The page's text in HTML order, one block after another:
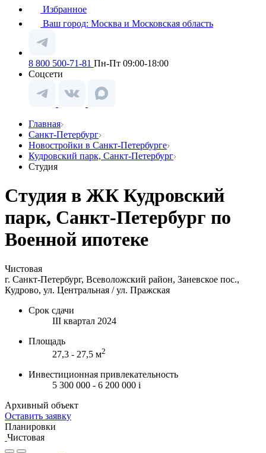
Избранное
Ваш город: Москва и Московская область
8 800 500-71-81 Пн-Пт 09:00-18:00
Соцсети
Главная
Санкт-Петербург
Новостройки в Санкт-Петербурге
Кудровский парк, Санкт-Петербург
Студия
Студия в ЖК Кудровский
парк, Санкт-Петербург по
Военной ипотеке
Чистовая
г. Санкт-Петербург, Всеволожский район, Заневское пос.,
Кудрово, ул. Центральная / ул. Пражская
Срок сдачи
III квартал 2024
Площадь
27,3 - 27,5 м2
Инвестиционная привлекательность
5 300 000 - 6 200 000 i
Архивный объект
Оставить заявку
Планировки
Чистовая